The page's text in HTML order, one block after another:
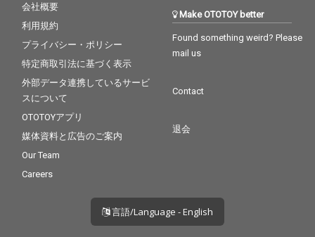
会社概要
利用規約
プライバシー・ポリシー
特定商取引法に基づく表示
外部データ連携しているサービ
スについて
OTOTOYアプリ
媒体資料と広告のご案内
Our Team
Careers
Make OTOTOY better
Found something weird? Please
mail us
Contact
退会
言語/Language - English